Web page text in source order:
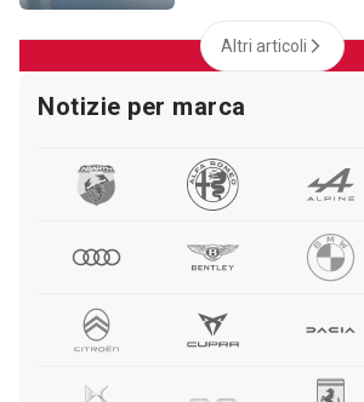
Altri articoli
Notizie per marca